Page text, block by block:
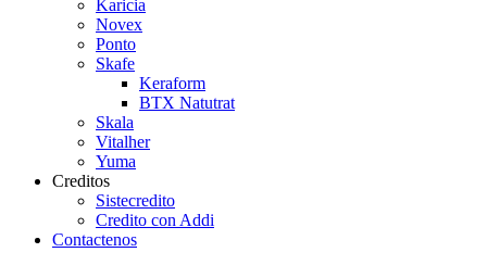
Karicia
Novex
Ponto
Skafe
Keraform
BTX Natutrat
Skala
Vitalher
Yuma
Creditos
Sistecredito
Credito con Addi
Contactenos